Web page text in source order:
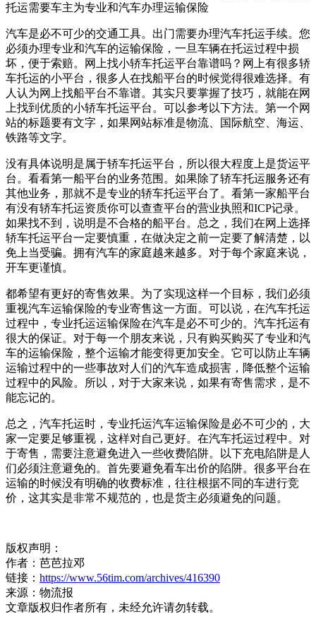
托运需要车主为专业和汽车办理运输保险
汽车是必不可少的交通工具。出门需要办理汽车托运手续。您
必须办理专业和汽车的运输保险，一旦车辆在托运过程中损
坏，便于索赔。网上找小轿车托运平台靠谱吗？网上有很多轿
车托运的小平台，很多人在找船平台的时候觉得很难选择。有
人认为网上找船平台不靠谱。其实只要掌握了技巧，就能在网
上找到优质的小轿车托运平台。可以参考以下方法。第一个网
站的标题要有文字，如果网站标准是物流、国际航空、海运、
铁路等文字。
没有具体说明是属于轿车托运平台，所以很大程度上是货运平
台。看看第一船平台的业务范围。如果除了轿车托运服务还有
其他业务，那就不是专业的轿车托运平台了。看第一家船平台
有没有轿车托运资质你可以查查平台的营业执照和ICP记录。
如果找不到，说明是不合格的船平台。总之，我们在网上选择
轿车托运平台一定要慎重，在做决定之前一定要了解清楚，以
免上当受骗。拥有汽车的家庭越来越多。对于每个家庭来说，
开车更谨慎。
都希望有更好的寄售效果。为了实现这样一个目标，我们必须
重视汽车运输保险的专业寄售这一方面。可以说，在汽车托运
过程中，专业托运运输保险在汽车是必不可少的。汽车托运有
很大的保证。对于每一个朋友来说，只有购买购买了专业和汽
车的运输保险，整个运输才能变得更加安全。它可以防止车辆
运输过程中的一些事故对人们的汽车造成损害，降低整个运输
过程中的风险。所以，对于大家来说，如果有寄售需求，是不
能忘记的。
总之，汽车托运时，专业托运汽车运输保险是必不可少的，大
家一定要足够重视，这样对自己更好。在汽车托运过程中。对
于寄售，需要注意避免进入一些收费陷阱。以下充电陷阱是人
们必须注意避免的。首先要避免看车出价的陷阱。很多平台在
运输的时候没有明确的收费标准，往往根据不同的车进行竞
价，这其实是非常不规范的，也是货主必须避免的问题。
版权声明：
作者：芭芭拉邓
链接： https://www.56tim.com/archives/416390
来源：物流报
文章版权归作者所有，未经允许请勿转载。